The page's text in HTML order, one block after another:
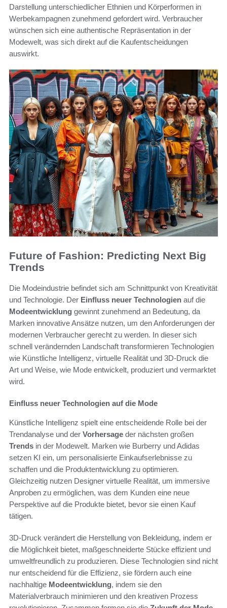
Darstellung unterschiedlicher Ethnien und Körperformen in
Werbekampagnen zunehmend gefordert wird. Verbraucher
wünschen sich eine authentische Repräsentation in der
Modewelt, was sich direkt auf die Kaufentscheidungen
auswirkt.
Future of Fashion: Predicting Next Big
Trends
Die Modeindustrie befindet sich am Schnittpunkt von Kreativität
und Technologie. Der Einfluss neuer Technologien auf die
Modeentwicklung gewinnt zunehmend an Bedeutung, da
Marken innovative Ansätze nutzen, um den Anforderungen der
modernen Verbraucher gerecht zu werden. In dieser sich
schnell verändernden Landschaft transformieren Technologien
wie Künstliche Intelligenz, virtuelle Realität und 3D-Druck die
Art und Weise, wie Mode entwickelt, produziert und vermarktet
wird.
Einfluss neuer Technologien auf die Mode
Künstliche Intelligenz spielt eine entscheidende Rolle bei der
Trendanalyse und der Vorhersage der nächsten großen
Trends in der Modewelt. Marken wie Burberry und Adidas
setzen KI ein, um personalisierte Einkaufserlebnisse zu
schaffen und die Produktentwicklung zu optimieren.
Gleichzeitig nutzen Designer virtuelle Realität, um immersive
Anproben zu ermöglichen, was dem Kunden eine neue
Perspektive auf die Produkte bietet, bevor sie einen Kauf
tätigen.
3D-Druck verändert die Herstellung von Bekleidung, indem er
die Möglichkeit bietet, maßgeschneiderte Stücke effizient und
umweltfreundlich zu produzieren. Diese Technologien sind nicht
nur entscheidend für die Effizienz, sie fördern auch eine
nachhaltige Modeentwicklung, indem sie den
Materialverbrauch minimieren und den kreativen Prozess